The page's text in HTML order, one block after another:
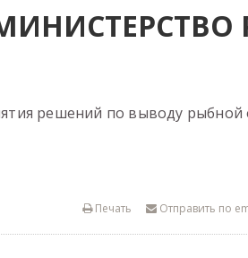
решений по выводу рыбной
Отправить по
Печать